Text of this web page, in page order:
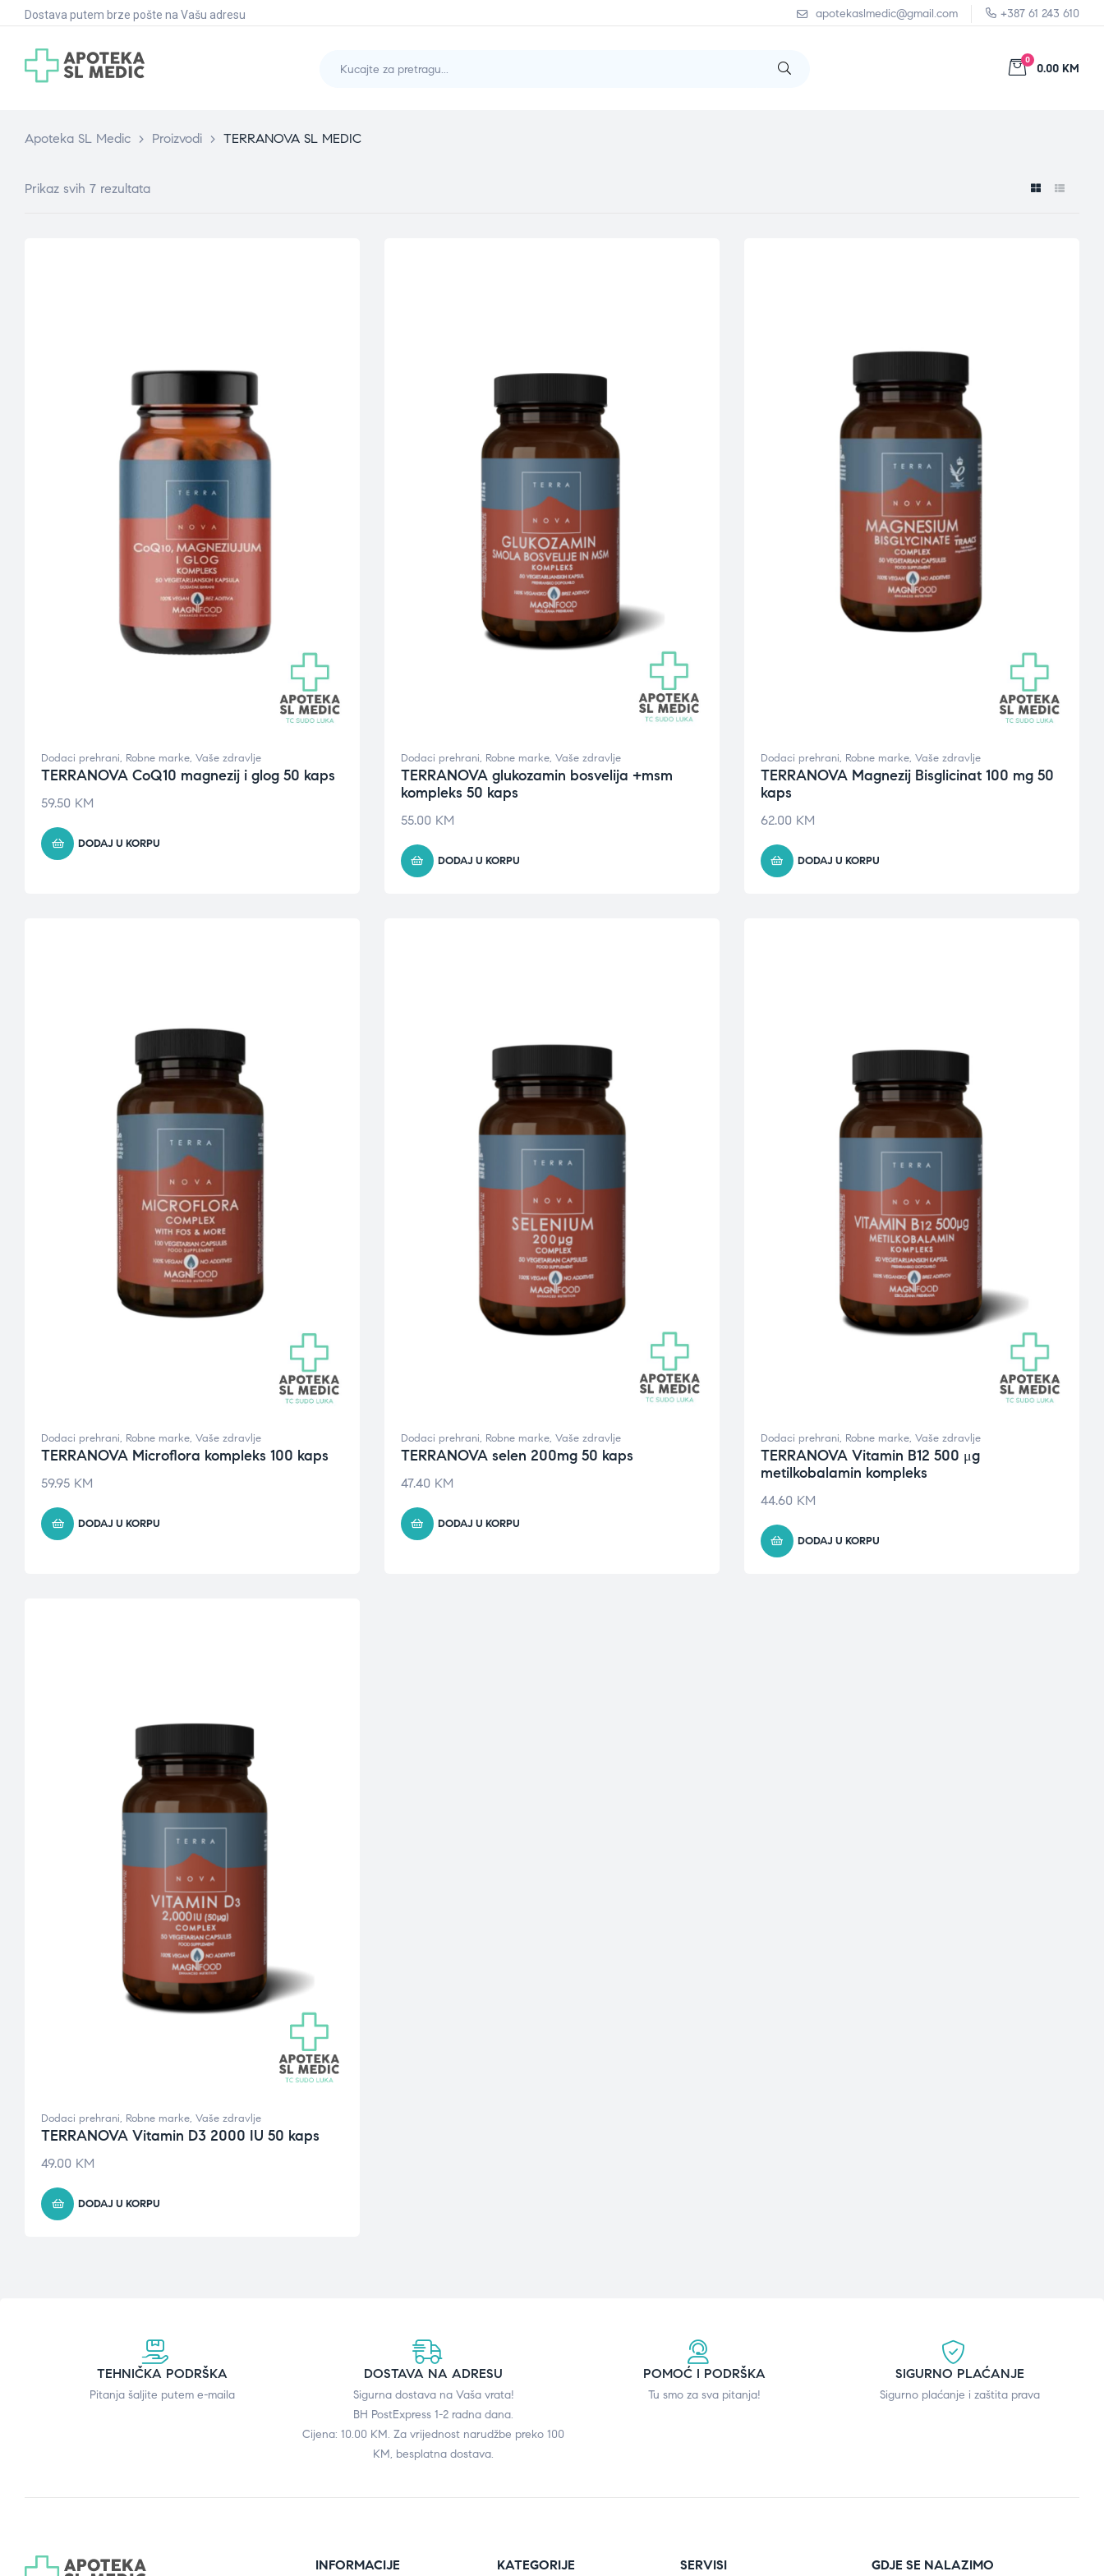
Dostava putem brze pošte na Vašu adresu apotekaslmedic@gmail.com +387 61 243 610
0
0.00 KM
Apoteka SL Medic > Proizvodi > TERRANOVA SL MEDIC
Prikaz svih 7 rezultata
Dodaci prehrani, Robne marke, Vaše zdravlje
TERRANOVA CoQ10 magnezij i glog 50 kaps
59.50 KM
DODAJ U KORPU
Dodaci prehrani, Robne marke, Vaše zdravlje
TERRANOVA glukozamin bosvelija +msm
kompleks 50 kaps
55.00 KM
DODAJ U KORPU
Dodaci prehrani, Robne marke, Vaše zdravlje
TERRANOVA Magnezij Bisglicinat 100 mg 50
kaps
62.00 KM
DODAJ U KORPU
Dodaci prehrani, Robne marke, Vaše zdravlje
TERRANOVA Microflora kompleks 100 kaps
59.95 KM
DODAJ U KORPU
Dodaci prehrani, Robne marke, Vaše zdravlje
TERRANOVA selen 200mg 50 kaps
47.40 KM
DODAJ U KORPU
Dodaci prehrani, Robne marke, Vaše zdravlje
TERRANOVA Vitamin B12 500 μg
metilkobalamin kompleks
44.60 KM
DODAJ U KORPU
Dodaci prehrani, Robne marke, Vaše zdravlje
TERRANOVA Vitamin D3 2000 IU 50 kaps
49.00 KM
DODAJ U KORPU
TEHNIČKA PODRŠKA
Pitanja šaljite putem e-maila
DOSTAVA NA ADRESU
Sigurna dostava na Vaša vrata!
BH PostExpress 1-2 radna dana.
Cijena: 10.00 KM. Za vrijednost narudžbe preko 100
KM, besplatna dostava.
POMOĆ I PODRŠKA
Tu smo za sva pitanja!
SIGURNO PLAĆANJE
Sigurno plaćanje i zaštita prava
INFORMACIJE KATEGORIJE SERVISI GDJE SE NALAZIMO